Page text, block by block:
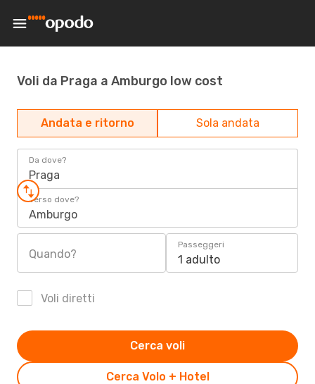
Voli da Praga a Amburgo low cost
Andata e ritorno Sola andata
Da dove?
Praga
Verso dove?
Amburgo
Quando?
Passeggeri
1 adulto
Voli diretti
Cerca Volo + Hotel
Cerca voli